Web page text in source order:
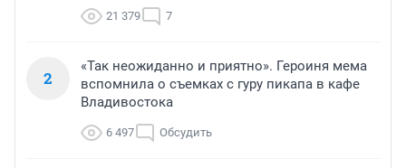
21 379 7
2
«Так неожиданно и приятно». Героиня мема
вспомнила о съемках с гуру пикапа в кафе
Владивостока
6 497 Обсудить